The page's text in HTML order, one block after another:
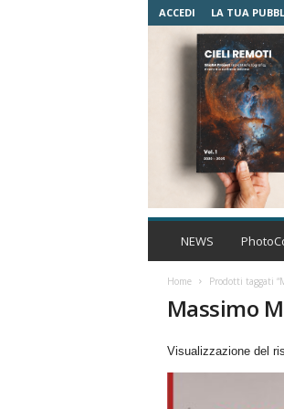
ACCEDI LA TUA
NEWS
Home Prodotti taggati
Massimo
Visualizzazione del